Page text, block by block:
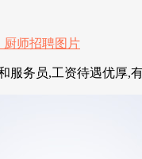
服务员,工资待遇优厚,